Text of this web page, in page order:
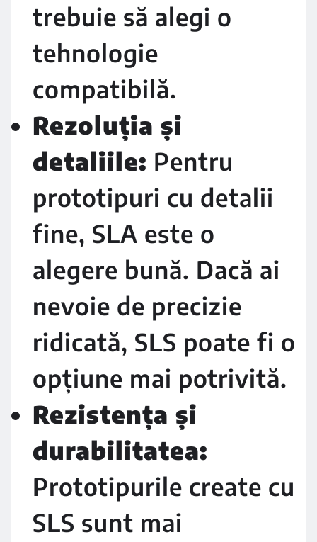
trebuie să alegi o
tehnologie
compatibilă.
Rezoluția și
detaliile: Pentru
prototipuri cu detalii
fine, SLA este o
alegere bună. Dacă ai
nevoie de precizie
ridicată, SLS poate fi o
opțiune mai potrivită.
Rezistența și
durabilitatea:
Prototipurile create cu
SLS sunt mai